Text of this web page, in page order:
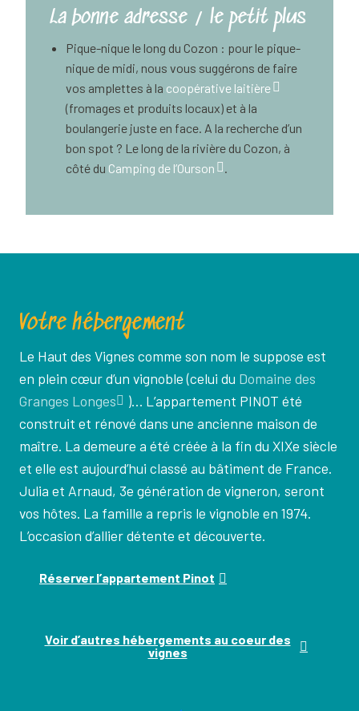
La bonne adresse / le petit plus
Pique-nique le long du Cozon : pour le pique-
nique de midi, nous vous suggérons de faire
vos amplettes à la coopérative laitière
(fromages et produits locaux) et à la
boulangerie juste en face. A la recherche d’un
bon spot ? Le long de la rivière du Cozon, à
côté du Camping de l’Ourson .
Votre hébergement
Le Haut des Vignes comme son nom le suppose est
en plein cœur d’un vignoble (celui du Domaine des
Granges Longes
)… L’appartement PINOT été
construit et rénové dans une ancienne maison de
maître. La demeure a été créée à la fin du XIXe siècle
et elle est aujourd’hui classé au bâtiment de France.
Julia et Arnaud, 3e génération de vigneron, seront
vos hôtes. La famille a repris le vignoble en 1974.
L’occasion d’allier détente et découverte.
Réserver l’appartement Pinot
Voir d’autres hébergements au coeur des
vignes